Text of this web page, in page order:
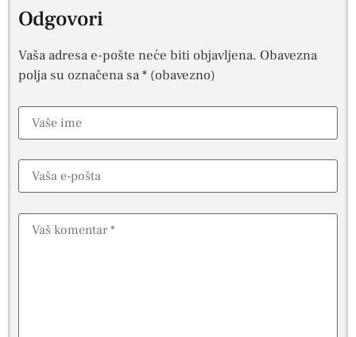
Odgovori
Vaša adresa e-pošte neće biti objavljena. Obavezna
polja su označena sa* (obavezno)